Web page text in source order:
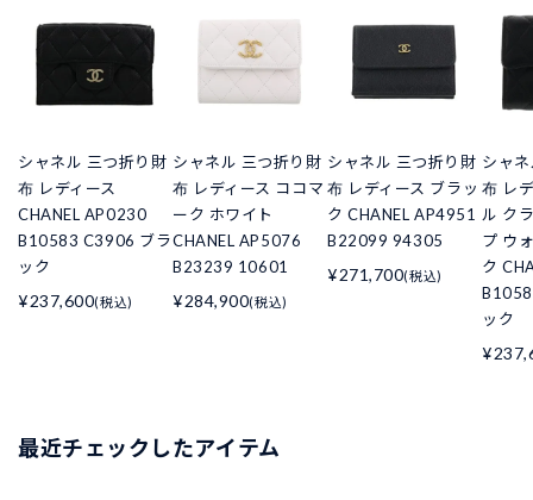
シャネル 三つ折り財
布 レディース
CHANEL AP0230
B10583 C3906 ブラ
ック
¥237,600(税込)
シャネル 三つ折り財
布 レディース ココマ
ーク ホワイト
CHANEL AP5076
B23239 10601
¥284,900(税込)
シャネル 三つ折り財
布 レディース ブラッ
ク CHANEL AP4951
B22099 94305
¥271,700(税込)
シャ
布 レ
ル ク
プ ウ
ク
ック
最近チェックしたアイテム